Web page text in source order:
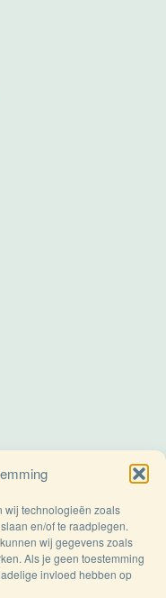
wij technologieën zoals
en/of te raadplegen.
wij gegevens zoals
Als je geen toestemming
invloed hebben op
Uhr
Uhr